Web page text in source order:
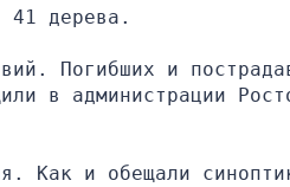
41 дерева.
Погибших и
в администрации
Как и обещали